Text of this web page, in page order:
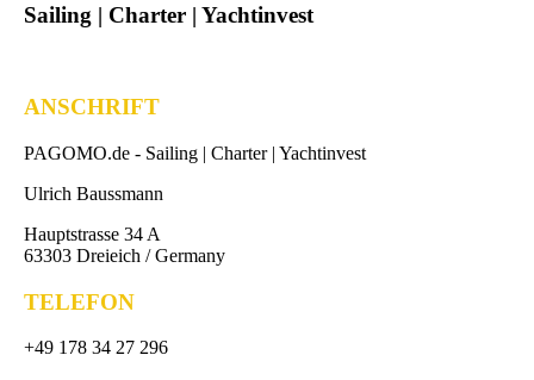
Sailing | Charter | Yachtinvest
ANSCHRIFT
PAGOMO.de - Sailing | Charter | Yachtinvest
Ulrich Baussmann
Hauptstrasse 34 A
63303 Dreieich / Germany
TELEFON
+49 178 34 27 296